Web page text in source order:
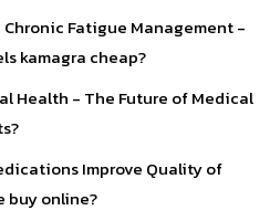
Fatigue Management -
kamagra cheap?
Health - The Future of Medical
Improve Quality of
buy online?